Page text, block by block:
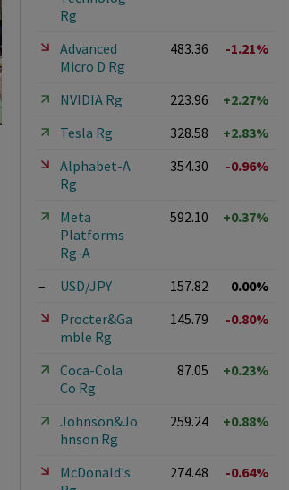
Rg
Advanced
Micro D Rg
483.36 -1.21%
NVIDIA Rg 223.96
+2.27%
Tesla Rg
328.58
+2.83%
Alphabet-A
Rg
354.30 -0.96%
Meta
Platforms
Rg-A
592.10 +0.37%
– USD/JPY 157.82
0.00%
Procter&Ga
mble Rg
145.79 -0.80%
Coca-Cola
Co Rg
87.05 +0.23%
Johnson&Jo
hnson Rg
259.24 +0.88%
McDonald's
274.48 -0.64%